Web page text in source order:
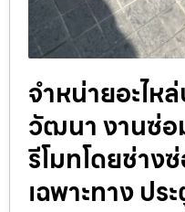
จำหน่ายอะไห
วัฒนา งานซ่อ
รีโมทโดยช่าง
เฉพาะทาง ปร